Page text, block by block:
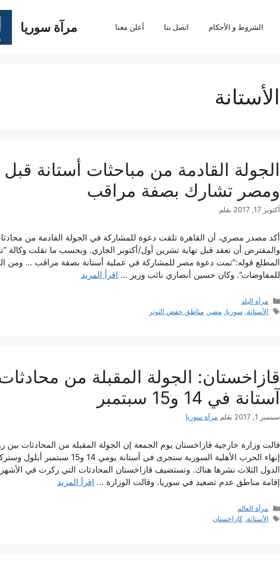
مرآة سوريا الشروط و الأحكام اتصل بنا أعلن معنا
الأستانة
الجولة القادمة من مباحثات أستانة قبل
ومصر تشارك بصفة مراقب
أكتوبر 17, 2017 بقلم
أكد مصدر مصري، أن القاهرة تلقت دعوة للمشاركة في الجولة القادمة من
والمفترض أن تعقد قبل نهاية تشرين أول/أكتوبر الجاري. وبحسب ما نقلت وكالة
المطلع قوله:”تمت دعوة مصر للمشاركة في عملية أستانة بصفة مراقب … ومن
للمفاوضات”. وكان حسين أنصاري نائب وزير … اقرأ المزيد
التصنيفات
مرآة البلد
الوسوم
الأستانة, سوريا, مصر , مناطق خفض التوتر
قازاخستان: الجولة المقبلة من
آستانة في 14 و15 سبتمبر
سبتمبر 1, 2017 بقلم مرآة سوريا
قالت وزارة خارجية قازاخستان يوم الجمعة إن الجولة المقبلة من المحادثات بين
إنهاء الحرب الأهلية السورية ستجرى في
الدول الثلاث نشرها هناك. وتستضيف قازاخستان المحادثات التي ركزت في الأشهر
إقامة مناطق عدم تصعيد في سوريا. وقالت الوزارة … اقرأ المزيد
التصنيفات
مرآة العالم
الوسوم
الأستانة,كازاخستان